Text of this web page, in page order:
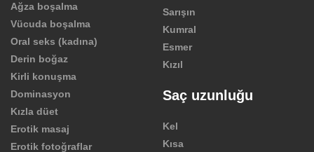
Ağza boşalma
Vücuda boşalma
Oral seks (kadına)
Derin boğaz
Kirli konuşma
Dominasyon
Kızla düet
Erotik masaj
Erotik fotoğraflar
Sarışın
Kumral
Esmer
Kızıl
Saç uzunluğu
Kel
Kısa